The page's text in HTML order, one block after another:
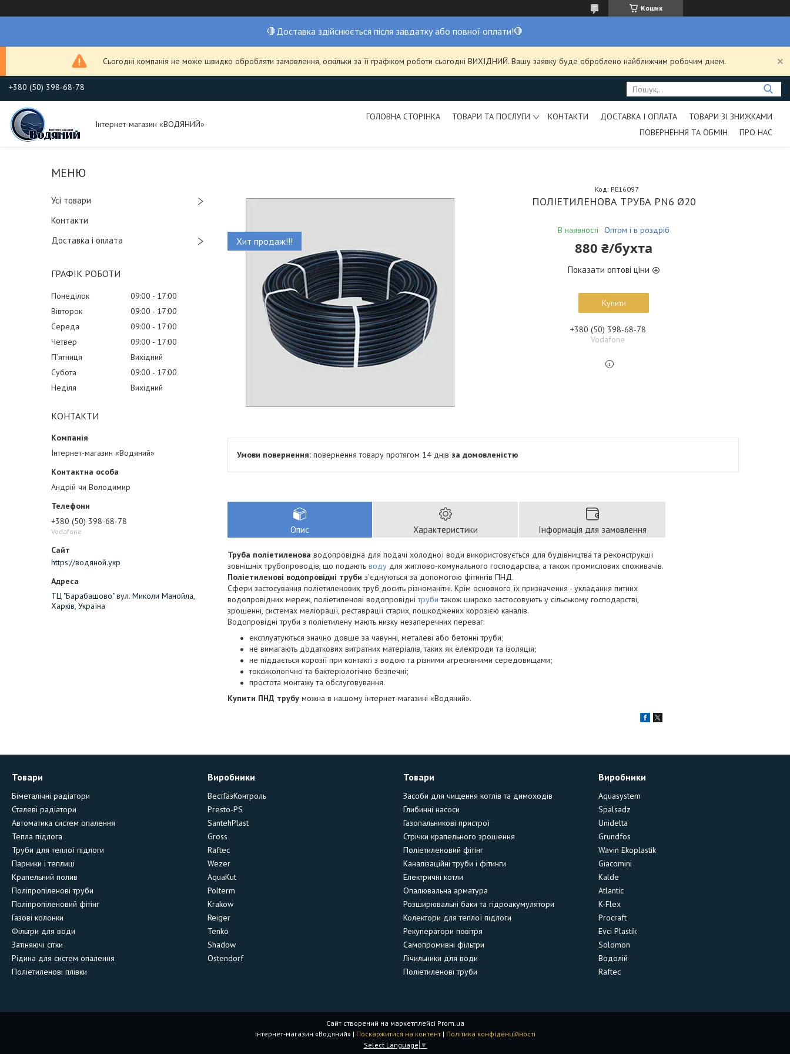
Кошик
🛑Доставка здійснюється після завдатку або повної оплати!🛑
Сьогодні компанія не може швидко обробляти замовлення, оскільки за її графіком роботи сьогодні ВИХІДНИЙ. Вашу заявку буде оброблено найближчим робочим днем.
+380 (50) 398-68-78
Інтернет-магазин «ВОДЯНИЙ»
ГОЛОВНА СТОРІНКА ТОВАРИ ТА ПОСЛУГИ КОНТАКТИ ДОСТАВКА І ОПЛАТА
ТОВАРИ ЗІ ЗНИЖКАМИ
ПОВЕРНЕННЯ ТА ОБМІН
ПРО НАС
Усі товари
Контакти
Доставка і оплата
ГРАФІК РОБОТИ
Понеділок 09:00
17:00
Вівторок
09:00
17:00
Середа
09:00
17:00
Четвер
09:00
17:00
Пʼятниця
Вихідний
Субота
09:00
17:00
Неділя
Вихідний
КОНТАКТИ
Інтернет-магазин «Водяний»
Андрій чи Володимир
+380 (50) 398-68-78
Vodafone
https://водяной.укр
ТЦ "Барабашово" вул. Миколи Манойла,
Харків, Україна
Хит продаж!!!
ПОЛІЕТИЛЕНОВА ТРУБА PN6 Ø20
В наявності Оптом і в роздріб
Код: PE16097
880 ₴/бухта
Показати оптові ціни
Купити
+380 (50) 398-68-78
Vodafone
повернення товару протягом 14 днів за домовленістю
Опис Характеристики Інформація для замовлення
Труба поліетиленова водопровідна для подачі холодної води використовується для будівництва та реконструкції
зовнішніх трубопроводів, що подають воду для житлово-комунального господарства, а також промислових споживачів.
Поліетиленові водопровідні труби з'єднуються за допомогою фітингів ПНД.
Сфери застосування поліетиленових труб досить різноманітні. Крім основного їх призначення - укладання питних
водопровідних мереж, поліетиленові водопровіднітруби також широко застосовують у сільському господарстві,
зрошенні, системах меліорації, реставрації старих, пошкоджених корозією каналів.
Водопровідні труби з поліетилену мають низку незаперечних переваг:
експлуатуються значно довше за чавунні, металеві або бетонні труби;
не вимагають додаткових витратних матеріалів, таких як електроди та ізоляція;
не піддається корозії при контакті з водою та різними агресивними середовищами;
токсикологічно та бактеріологічно безпечні;
простота монтажу та обслуговування.
Купити ПНД трубу можна в нашому інтернет-магазині «Водяний».
Товари
Біметалічні радіатори
Сталеві радіатори
Автоматика систем опалення
Тепла підлога
Труби для теплої підлоги
Парники і теплиці
Крапельний полив
Поліпропіленові труби
Поліпропіленовий фітінг
Газові колонки
Фільтри для води
Затіняючі сітки
Рідина для систем опалення
Поліетиленові плівки
Виробники
ВестГазКонтроль
Presto-PS
SantehPlast
Gross
Raftec
Wezer
AquaKut
Polterm
Krakow
Reiger
Tenko
Shadow
Ostendorf
Товари
Засоби для чищення котлів та димоходів
Глибинні насоси
Газопальникові пристрої
Стрічки крапельного зрошення
Поліетиленовий фітінг
Каналізаційні труби і фітинги
Електричні котли
Опалювальна арматура
Розширювальні баки та гідроакумулятори
Колектори для теплої підлоги
Рекуператори повітря
Самопромивні фільтри
Лічильники для води
Поліетиленові труби
Виробники
Aquasystem
Spalsadz
Unidelta
Grundfos
Wavin Ekoplastik
Giacomini
Kalde
Atlantic
K-Flex
Procraft
Evci Plastik
Solomon
Водолій
Raftec
Сайт створений на маркетплейсі Prom.ua
Інтернет-магазин «Водяний» | Поскаржитися на контент | Політика конфіденційності
Select Language ▼